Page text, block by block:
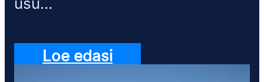
usu…
Loe edasi